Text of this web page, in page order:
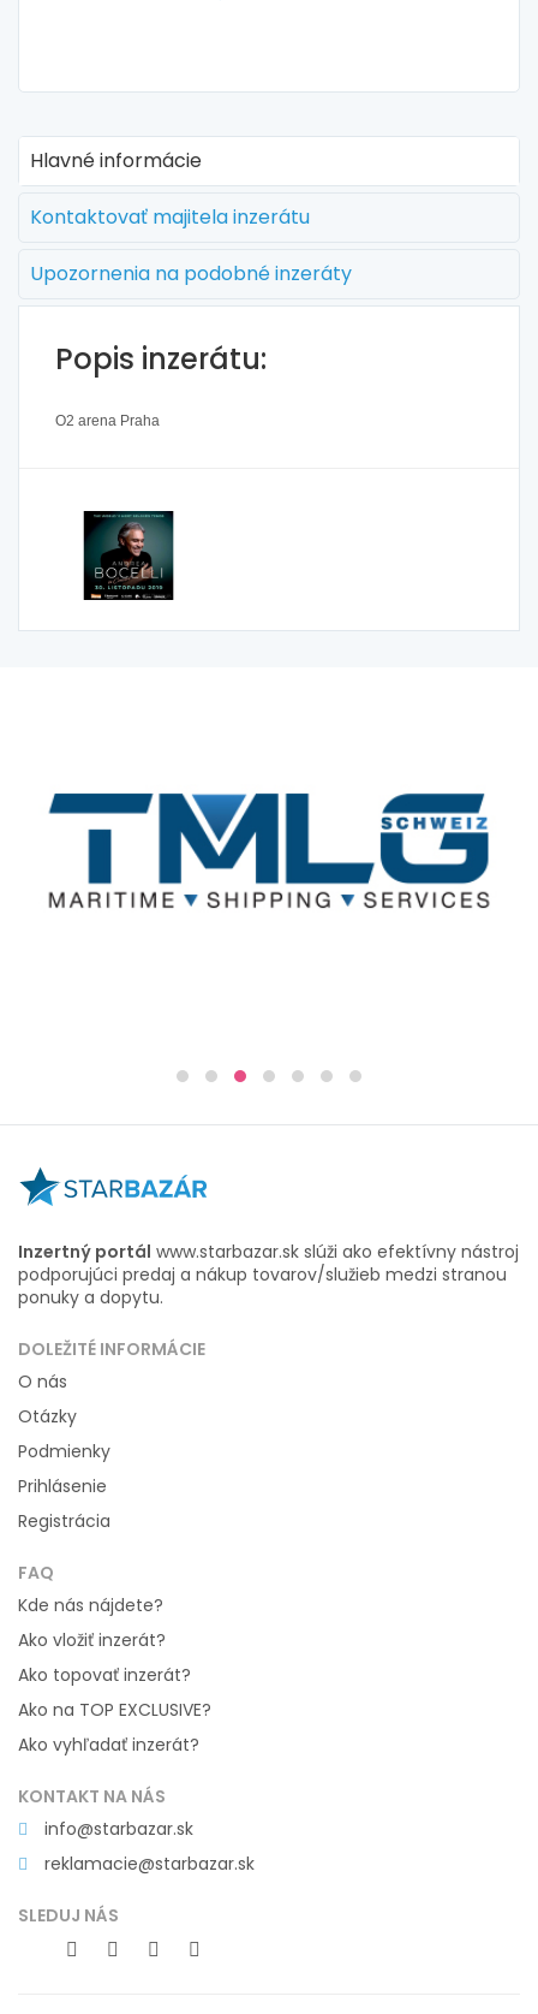
Hlavné informácie
Kontaktovať majitela inzerátu
Upozornenia na podobné inzeráty
Popis inzerátu:
O2 arena Praha
Inzertný portál www.starbazar.sk slúži ako efektívny nástroj
podporujúci predaj a nákup tovarov/služieb medzi stranou
ponuky a dopytu.
DOLEŽITÉ INFORMÁCIE
O nás
Otázky
Podmienky
Prihlásenie
Registrácia
FAQ
Kde nás nájdete?
Ako vložiť inzerát?
Ako topovať inzerát?
Ako na TOP EXCLUSIVE?
Ako vyhľadať inzerát?
KONTAKT NA NÁS
info@starbazar.sk
reklamacie@starbazar.sk
SLEDUJ NÁS